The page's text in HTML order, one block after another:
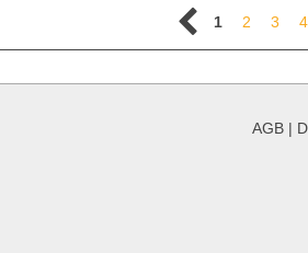
1 2 3 4
AGB |